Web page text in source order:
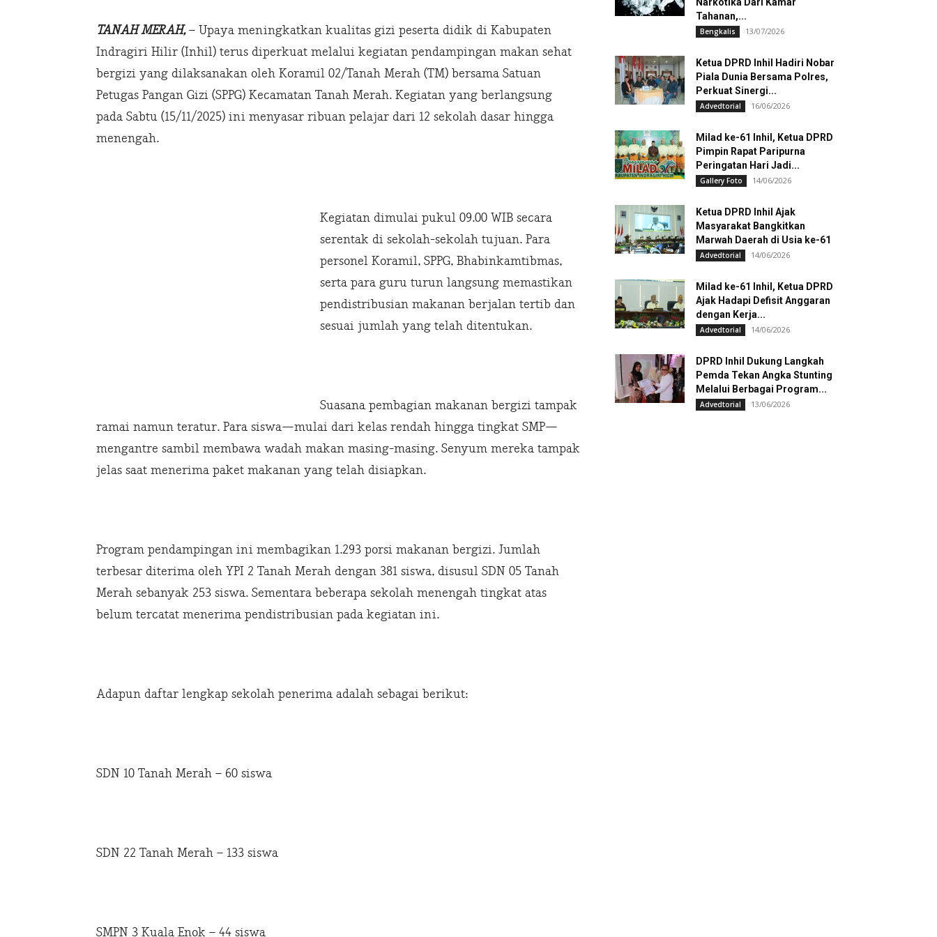
TANAH MERAH, – Upaya meningkatkan kualitas gizi peserta didik di Kabupaten
Indragiri Hilir (Inhil) terus diperkuat melalui kegiatan pendampingan makan sehat
bergizi yang dilaksanakan oleh Koramil 02/Tanah Merah (TM) bersama Satuan
Petugas Pangan Gizi (SPPG) Kecamatan Tanah Merah. Kegiatan yang berlangsung
pada Sabtu (15/11/2025) ini menyasar ribuan pelajar dari 12 sekolah dasar hingga
menengah.
Kegiatan dimulai pukul 09.00 WIB secara
serentak di sekolah-sekolah tujuan. Para
personel Koramil, SPPG, Bhabinkamtibmas,
serta para guru turun langsung memastikan
pendistribusian makanan berjalan tertib dan
sesuai jumlah yang telah ditentukan.
Suasana pembagian makanan bergizi tampak
ramai namun teratur. Para siswa—mulai dari kelas rendah hingga tingkat SMP—
mengantre sambil membawa wadah makan masing-masing. Senyum mereka tampak
jelas saat menerima paket makanan yang telah disiapkan.
Program pendampingan ini membagikan 1.293 porsi makanan bergizi. Jumlah
terbesar diterima oleh YPI 2 Tanah Merah dengan 381 siswa, disusul SDN 05 Tanah
Merah sebanyak 253 siswa. Sementara beberapa sekolah menengah tingkat atas
belum tercatat menerima pendistribusian pada kegiatan ini.
Adapun daftar lengkap sekolah penerima adalah sebagai berikut:
SDN 10 Tanah Merah – 60 siswa
SDN 22 Tanah Merah – 133 siswa
SMPN 3 Kuala Enok – 44 siswa
Tahanan,...
Bengkalis 13/07/2026
Ketua DPRD Inhil Hadiri Nobar
Piala Dunia Bersama Polres,
Perkuat Sinergi...
Advedtorial 16/06/2026
Milad ke-61 Inhil, Ketua DPRD
Pimpin Rapat Paripurna
Peringatan Hari Jadi...
Gallery Foto 14/06/2026
Ketua DPRD Inhil Ajak
Masyarakat Bangkitkan
Marwah Daerah di Usia ke-61
Advedtorial 14/06/2026
Milad ke-61 Inhil, Ketua DPRD
Ajak Hadapi Defisit Anggaran
dengan Kerja...
Advedtorial 14/06/2026
DPRD Inhil Dukung Langkah
Pemda Tekan Angka Stunting
Melalui Berbagai Program...
Advedtorial 13/06/2026